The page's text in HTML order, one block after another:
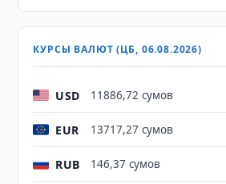
КУРСЫ ВАЛЮТ (ЦБ, 06.08.2026)
USD 11886,72 сумов
EUR 13717,27 сумов
RUB 146,37 сумов